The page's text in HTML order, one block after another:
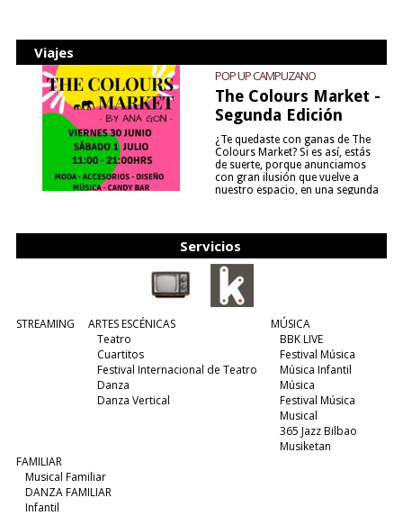
Viajes
POP UP CAMPUZANO
The Colours Market -
Segunda Edición
¿Te quedaste con ganas de The
Colours Market? Si es así, estás
de suerte, porque anunciamos
con gran ilusión que vuelve a
nuestro espacio, en una segunda
Servicios
STREAMING
ARTES ESCÉNICAS
Teatro
Cuartitos
Festival Internacional de Teatro
Danza
Danza Vertical
MÚSICA
BBK LIVE
Festival Música
Música Infantil
Música
Festival Música
Musical
365 Jazz Bilbao
Musiketan
FAMILIAR
Musical Familiar
DANZA FAMILIAR
Infantil